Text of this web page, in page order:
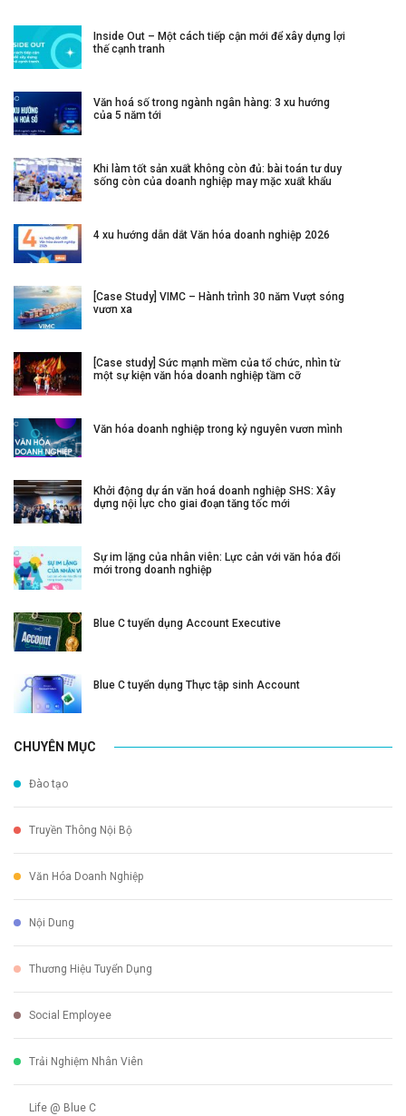
Inside Out – Một cách tiếp cận mới để xây dựng lợi
thế cạnh tranh
Văn hoá số trong ngành ngân hàng: 3 xu hướng
của 5 năm tới
Khi làm tốt sản xuất không còn đủ: bài toán tư duy
sống còn của doanh nghiệp may mặc xuất khẩu
4 xu hướng dẫn dắt Văn hóa doanh nghiệp 2026
[Case Study] VIMC – Hành trình 30 năm Vượt sóng
vươn xa
[Case study] Sức mạnh mềm của tổ chức, nhìn từ
một sự kiện văn hóa doanh nghiệp tầm cỡ
Văn hóa doanh nghiệp trong kỷ nguyên vươn mình
Khởi động dự án văn hoá doanh nghiệp SHS: Xây
dựng nội lực cho giai đoạn tăng tốc mới
Sự im lặng của nhân viên: Lực cản với văn hóa đổi
mới trong doanh nghiệp
Blue C tuyển dụng Account Executive
Blue C tuyển dụng Thực tập sinh Account
CHUYÊN MỤC
Đào tạo
Truyền Thông Nội Bộ
Văn Hóa Doanh Nghiệp
Nội Dung
Thương Hiệu Tuyển Dụng
Social Employee
Trải Nghiệm Nhân Viên
Life @ Blue C